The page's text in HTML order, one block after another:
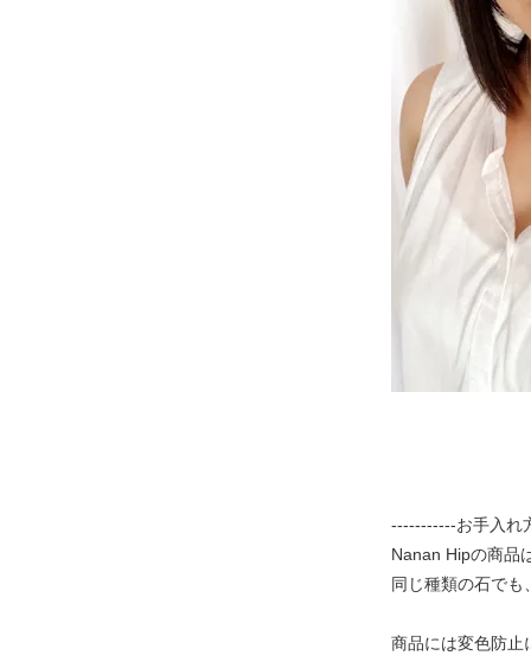
-----------お手入れ
Nanan Hipの商品
同じ種類の石でも
商品には変色防止